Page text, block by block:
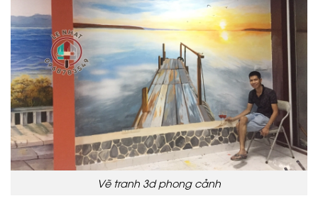
Vẽ tranh 3d phong cảnh